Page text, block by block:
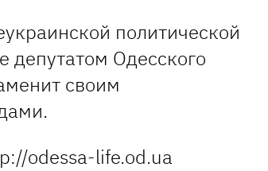
политической
депутатом Одесского
своим
odessa-life.od.ua